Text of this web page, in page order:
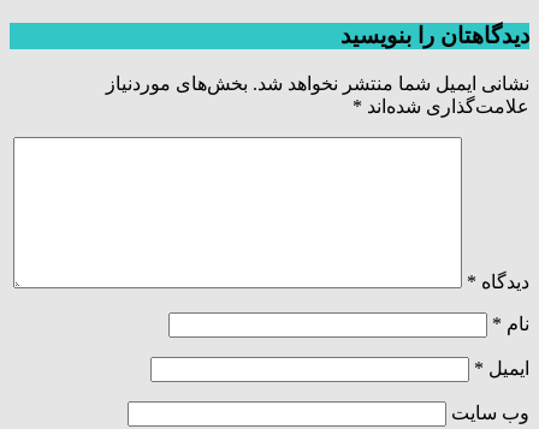
دیدگاهتان را بنویسید
نشانی ایمیل شما منتشر نخواهد شد. بخش‌های موردنیاز
علامت‌گذاری شده‌اند *
دیدگاه *
نام *
ایمیل *
وب‌ سایت